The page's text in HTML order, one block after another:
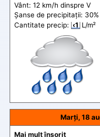
Vânt: 12 km/h dinspre V
Șanse de precipitații: 30%
Cantitate precip: ‹1 L/m²
Marți, 18
Mai mult însorit